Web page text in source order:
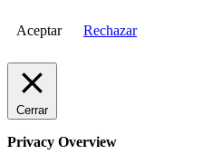
Aceptar Rechazar
Cerrar
Privacy Overview